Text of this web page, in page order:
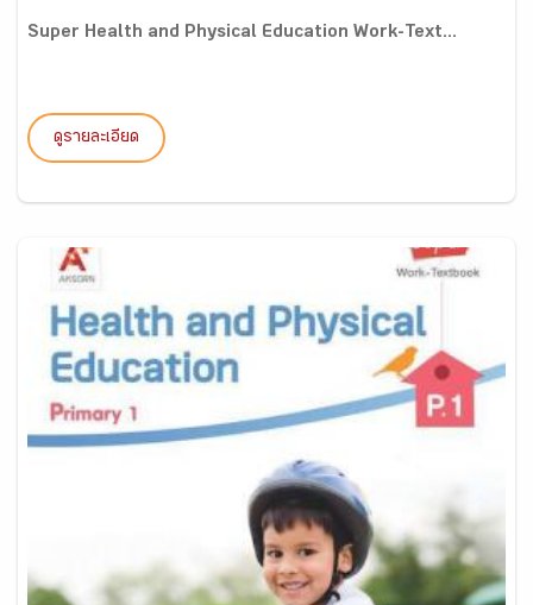
Super Health and Physical Education Work-Text...
ดูรายละเอียด